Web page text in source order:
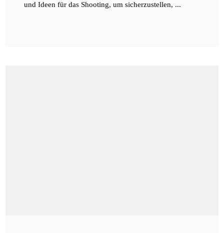
und Ideen für das Shooting, um sicherzustellen, ...